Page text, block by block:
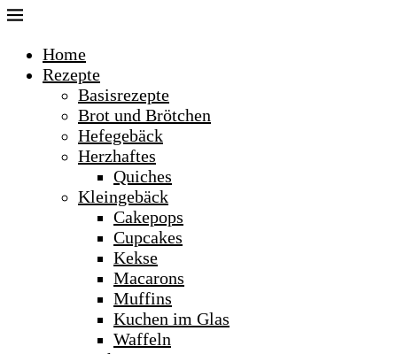
Home
Rezepte
Basisrezepte
Brot und Brötchen
Hefegebäck
Herzhaftes
Quiches
Kleingebäck
Cakepops
Cupcakes
Kekse
Macarons
Muffins
Kuchen im Glas
Waffeln